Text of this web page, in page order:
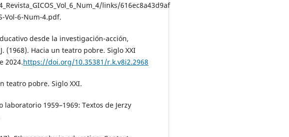
links/616ec8a43d9af
Vol-6-Num-4.pdf.
desde la investigación-acción,
(1968). Hacia un teatro pobre. Siglo XXI
2024.https://doi.org/10.35381/r.k.v8i2.2968
teatro pobre. Siglo XXI.
laboratorio 1959–1969: Textos de Jerzy